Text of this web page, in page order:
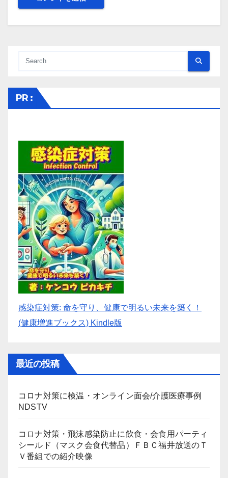
PR :
感染症対策: 命を守り、健康で明るい未来を築く！
(健康増進ブックス) Kindle版
最近の投稿
コロナ対策に検温・オンライン面会/介護医療事例
NDSTV
コロナ対策・飛沫感染防止に飲食・会食用パーティ
シールド（マスク会食代替品）ＦＢＣ福井放送のＴ
Ｖ番組での紹介映像